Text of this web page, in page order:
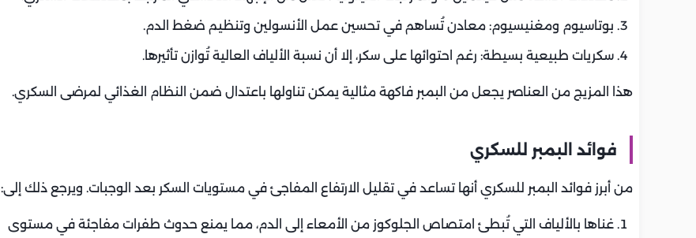
بوتاسيوم ومغنيسيوم: معادن تُساهم في تحسين عمل الأنسولين وتنظيم ضغط الدم.
سكريات طبيعية بسيطة: رغم احتوائها على سكر، إلا أن نسبة الألياف العالية تُوازن تأثيرها.
هذا المزيج من العناصر يجعل من البمبر فاكهة مثالية يمكن تناولها باعتدال ضمن النظام الغذائي لمرضى السكري.
فوائد البمبر للسكري
من أبرز فوائد البمبر للسكري أنها تساعد في تقليل الارتفاع المفاجئ في مستويات السكر بعد الوجبات. ويرجع ذلك إلى:
غناها بالألياف التي تُبطئ امتصاص الجلوكوز من الأمعاء إلى الدم، مما يمنع حدوث طفرات مفاجئة في مستوى